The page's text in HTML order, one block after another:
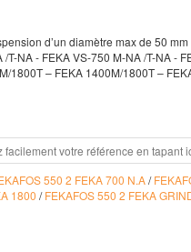
d’un diamètre max de 50 mm
NA - FEKA VS-750 M-NA /T-NA -
1800T – FEKA 1400M/1800T –
550 2 FEKA 700 N.A/
1800 /FEKAFOS 550 2 FEKA